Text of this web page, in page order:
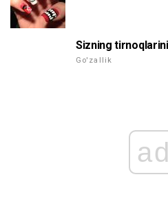
Sizning
Go'zallik
ad